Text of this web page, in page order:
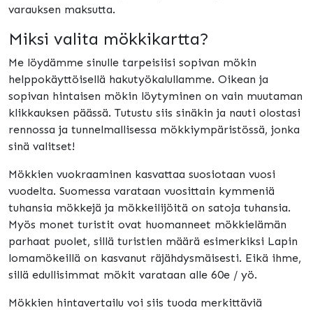
varauksen maksutta.
Miksi valita mökkikartta?
Me löydämme sinulle tarpeisiisi sopivan mökin
helppokäyttöisellä hakutyökalullamme. Oikean ja
sopivan hintaisen mökin löytyminen on vain muutaman
klikkauksen päässä. Tutustu siis sinäkin ja nauti olostasi
rennossa ja tunnelmallisessa mökkiympäristössä, jonka
sinä valitset!
Mökkien vuokraaminen kasvattaa suosiotaan vuosi
vuodelta. Suomessa varataan vuosittain kymmeniä
tuhansia mökkejä ja mökkeilijöitä on satoja tuhansia.
Myös monet turistit ovat huomanneet mökkielämän
parhaat puolet, sillä turistien määrä esimerkiksi Lapin
lomamökeillä on kasvanut räjähdysmäisesti. Eikä ihme,
sillä edullisimmat mökit varataan alle 60e / yö.
Mökkien hintavertailu voi siis tuoda merkittäviä